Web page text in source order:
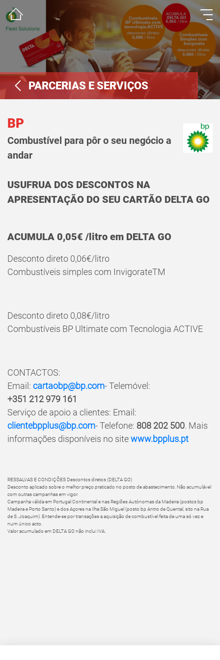
PARCERIAS E SERVIÇOS
BP
Combustível para pôr o seu negócio a
andar
USUFRUA DOS DESCONTOS NA
APRESENTAÇÃO DO SEU CARTÃO DELTA GO
ACUMULA 0,05€ /litro em DELTA GO
Desconto direto 0,06€/litro
Combustíveis simples com InvigorateTM
Desconto direto 0,08€/litro
Combustíveis BP Ultimate com Tecnologia ACTIVE
CONTACTOS:
Email: cartaobp@bp.com- Telemóvel:
+351 212 979 161
Serviço de apoio a clientes: Email:
clientebpplus@bp.com- Telefone: 808 202 500. Mais
informações disponíveis no sitewww.bpplus.pt
RESSALVAS E CONDIÇÕES Descontos diretos (DELTA GO)
Desconto aplicado sobre o melhor preço praticado no posto de abastecimento. Não acumulável
com outras campanhas em vigor.
Campanha válida em Portugal Continental e nas Regiões Autónomas da Madeira (postos bp
Madeira e Porto Santo) e dos Açores na Ilha São Miguel (posto bp Antro de Quental, sito na Rua
de S. Joaquim). Entende-se por transações a aquisição de combustível feita de uma só vez e
num único acto.
Valor acumulado em DELTA GO não inclui IVA.
ENTRAR